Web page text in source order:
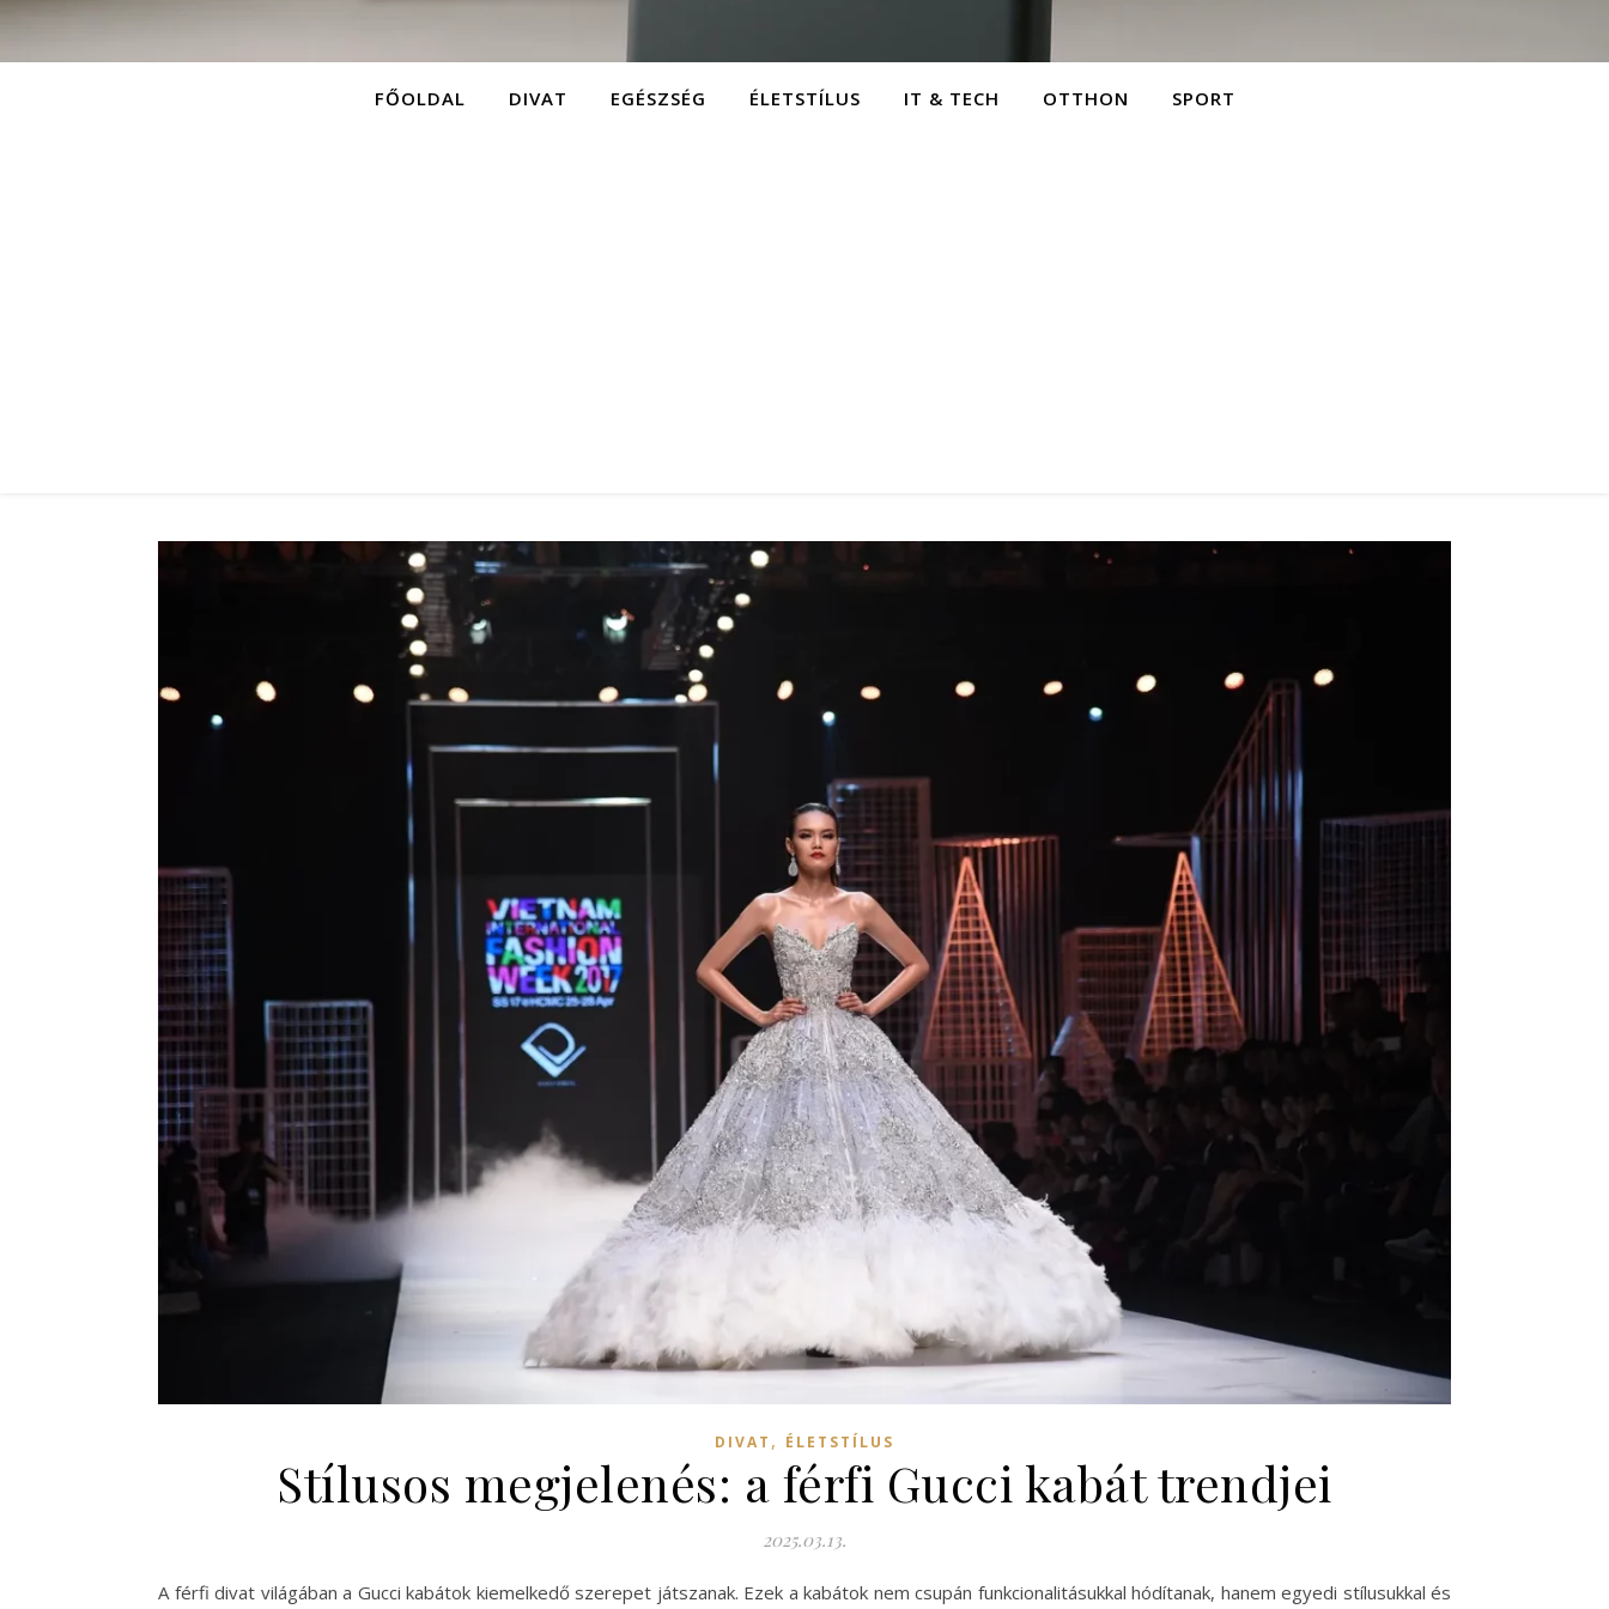
FŐOLDAL DIVAT EGÉSZSÉG ÉLETSTÍLUS IT & TECH OTTHON SPORT
DIVAT , ÉLETSTÍLUS
Stílusos megjelenés: a férfi Gucci kabát trendjei
2025.03.13.
A férfi divat világában a Gucci kabátok kiemelkedő szerepet játszanak. Ezek a kabátok nem csupán funkcionalitásukkal hódítanak, hanem egyedi stílusukkal és